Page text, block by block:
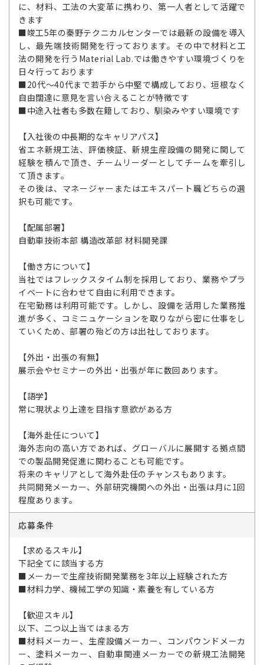
に、材料、工法の大変革に携わり、第一人者として活躍で
きます
■竣工5年の秦野テクニカルセンターでは最新の設備を導入
し、最先端技術開発を行っております。その中で材料と工
法の開発を行うMaterial Lab.では働きやすい環境づくりを
日々行っております
■20代～40代まで若手から中堅で構成しており、垣根なく
自由闊達に意見を言い合えることが特徴です
■中途入社者も多数在籍しており、馴染みやすい環境です
【入社後の中長期的なキャリアパス】
省エネ新規工法、評価検証、新規生産設備の開発に関して
経験を積んで頂き、チームリーダーとしてチームを牽引し
て頂きます。
その後は、マネージャーまたはエキスパート職どちらの選
択も可能です。
【配属部署】
自動車技術本部 構造改革部 材料開発課
【働き方について】
当社ではフレックスタイム制を採用しており、業務やプラ
イベートに合わせて自由に利用できます。
在宅勤務は利用可能です。しかし、設備を活用した業務推
進が多く、コミニュケーションを取りながら密に仕事をし
ていくため、部署の殆どの方は出社しております。
【外出・出張の有無】
展示会やセミナーの外出・出張が年に数回あります。
【語学】
常に現状より上達を目指す意欲がある方
【海外赴任について】
海外志向の高い方であれば、グローバルに展開する拠点間
での製品開発促進に関わることも可能です。
将来のキャリアとして海外赴任のチャンスもあります。
共同開発メーカー、外部研究機関への外出・出張は月に1回
程度あります。
応募条件
【求めるスキル】
下記全てに該当する方
■メーカーで生産技術開発業務を3年以上経験された方
■材料力学、機械工学の知識・素養を有している方
【歓迎スキル】
以下、二つ以上当てはまる方
■材料メーカー、生産設備メーカー、コンパウンドメーカ
ー、塗料メーカー、自動車関連メーカーでの新規工法開発